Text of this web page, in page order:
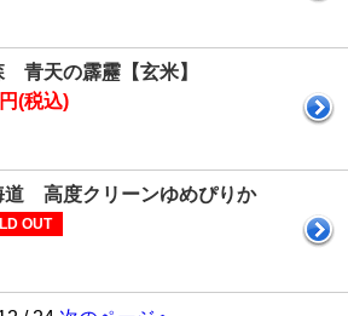
青天の霹靂【玄米】
(税込)
道 高度クリーンゆめぴりか
OUT